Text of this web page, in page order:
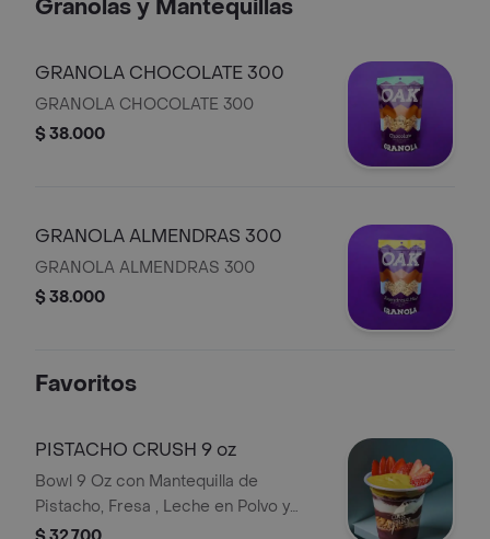
Granolas y Mantequillas
GRANOLA CHOCOLATE 300
GRANOLA CHOCOLATE 300
$ 38.000
GRANOLA ALMENDRAS 300
GRANOLA ALMENDRAS 300
$ 38.000
Favoritos
PISTACHO CRUSH 9 oz
Bowl 9 Oz con Mantequilla de
Pistacho, Fresa , Leche en Polvo y
Granola de Chocolate